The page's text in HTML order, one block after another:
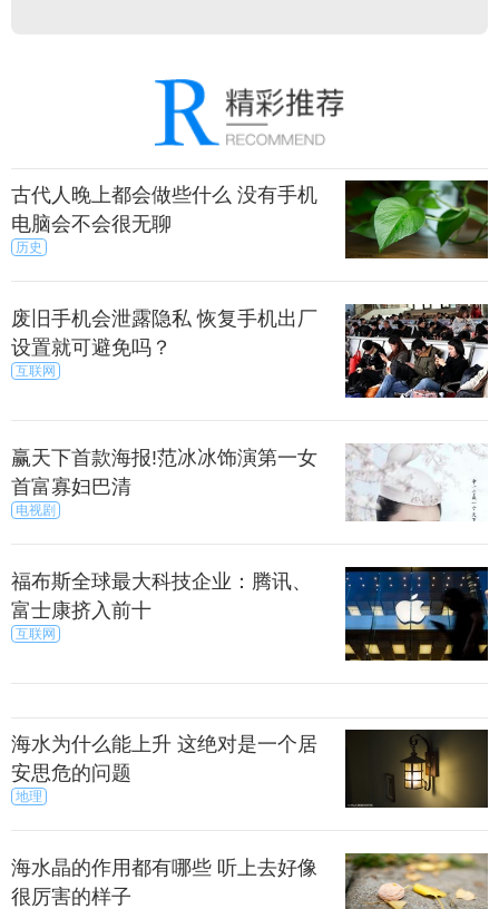
古代人晚上都会做些什么 没有手机
电脑会不会很无聊
历史
废旧手机会泄露隐私 恢复手机出厂
设置就可避免吗？
互联网
赢天下首款海报!范冰冰饰演第一女
首富寡妇巴清
电视剧
福布斯全球最大科技企业：腾讯、
富士康挤入前十
互联网
海水为什么能上升 这绝对是一个居
安思危的问题
地理
海水晶的作用都有哪些 听上去好像
很厉害的样子